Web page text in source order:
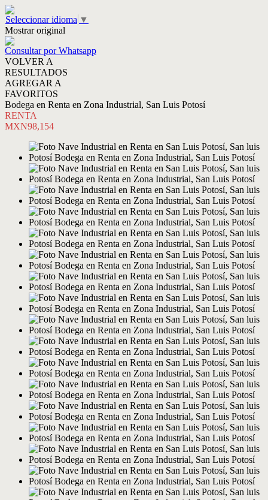
Seleccionar idioma ▼
Mostrar original
Consultar por Whatsapp
VOLVER A
RESULTADOS
AGREGAR A
FAVORITOS
Bodega en Renta en Zona Industrial, San Luis Potosí
RENTA
MXN98,154